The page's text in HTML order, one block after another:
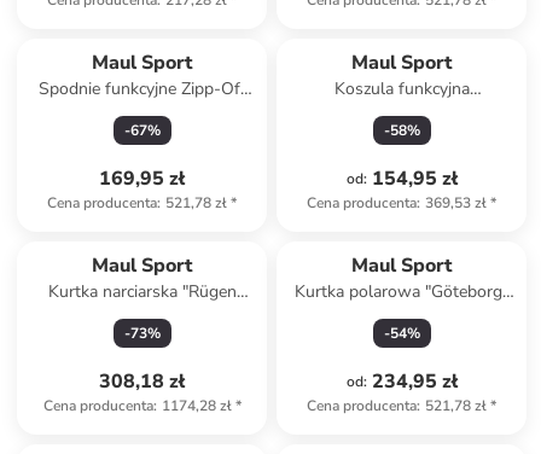
Maul Sport
Spodnie funkcyjne Zipp-Off
"Quebec XT" w kolorze
antracytowym
-67%
169,95 zł
Cena producenta: 521,78 zł*
Maul Sport
Koszula funkcyjna
"Halserspitze" w kolorze
niebieskoszarym
-58%
od: 154,95 zł
Cena producenta: 369,53 zł*
Maul Sport
Kurtka narciarska "Rügen
MTX" w kolorze czarnym
-73%
308,18 zł
Cena producenta: 1174,28 zł*
Maul Sport
Kurtka polarowa "Göteborg"
w kolorze khaki
-54%
od: 234,95 zł
Cena producenta: 521,78 zł*